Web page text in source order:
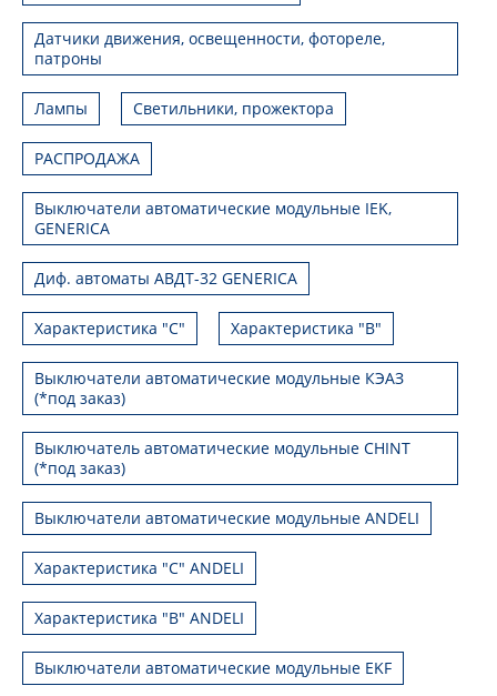
Датчики движения, освещенности, фотореле,
патроны
Лампы Светильники, прожектора
РАСПРОДАЖА
Выключатели автоматические модульные IEK,
GENERICA
Диф. автоматы АВДТ-32 GENERICA
Характеристика "С" Характеристика "В"
Выключатели автоматические модульные КЭАЗ
(*под заказ)
Выключатель автоматические модульные CHINT
(*под заказ)
Выключатели автоматические модульные ANDELI
Характеристика "C" ANDELI
Характеристика "B" ANDELI
Выключатели автоматические модульные EKF